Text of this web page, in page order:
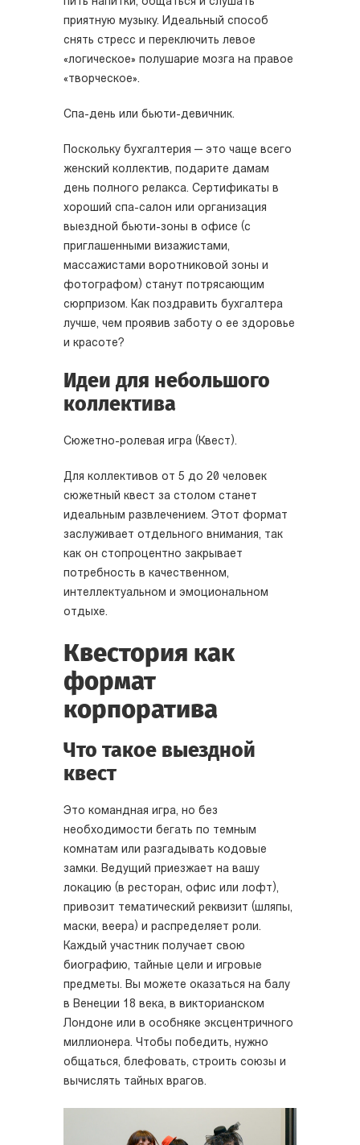
приятную музыку. Идеальный способ
снять стресс и переключить левое
«логическое» полушарие мозга на правое
«творческое».
Спа-день или бьюти-девичник.
Поскольку бухгалтерия — это чаще всего
женский коллектив, подарите дамам
день полного релакса. Сертификаты в
хороший спа-салон или организация
выездной бьюти-зоны в офисе (с
приглашенными визажистами,
массажистами воротниковой зоны и
фотографом) станут потрясающим
сюрпризом. Как поздравить бухгалтера
лучше, чем проявив заботу о ее здоровье
и красоте?
Идеи для небольшого
коллектива
Сюжетно-ролевая игра (Квест).
Для коллективов от 5 до 20 человек
сюжетный квест за столом станет
идеальным развлечением. Этот формат
заслуживает отдельного внимания, так
как он стопроцентно закрывает
потребность в качественном,
интеллектуальном и эмоциональном
отдыхе.
Квестория как
формат
корпоратива
Что такое выездной
квест
Это командная игра, но без
необходимости бегать по темным
комнатам или разгадывать кодовые
замки. Ведущий приезжает на вашу
локацию (в ресторан, офис или лофт),
привозит тематический реквизит (шляпы,
маски, веера) и распределяет роли.
Каждый участник получает свою
биографию, тайные цели и игровые
предметы. Вы можете оказаться на балу
в Венеции 18 века, в викторианском
Лондоне или в особняке эксцентричного
миллионера. Чтобы победить, нужно
общаться, блефовать, строить союзы и
вычислять тайных врагов.